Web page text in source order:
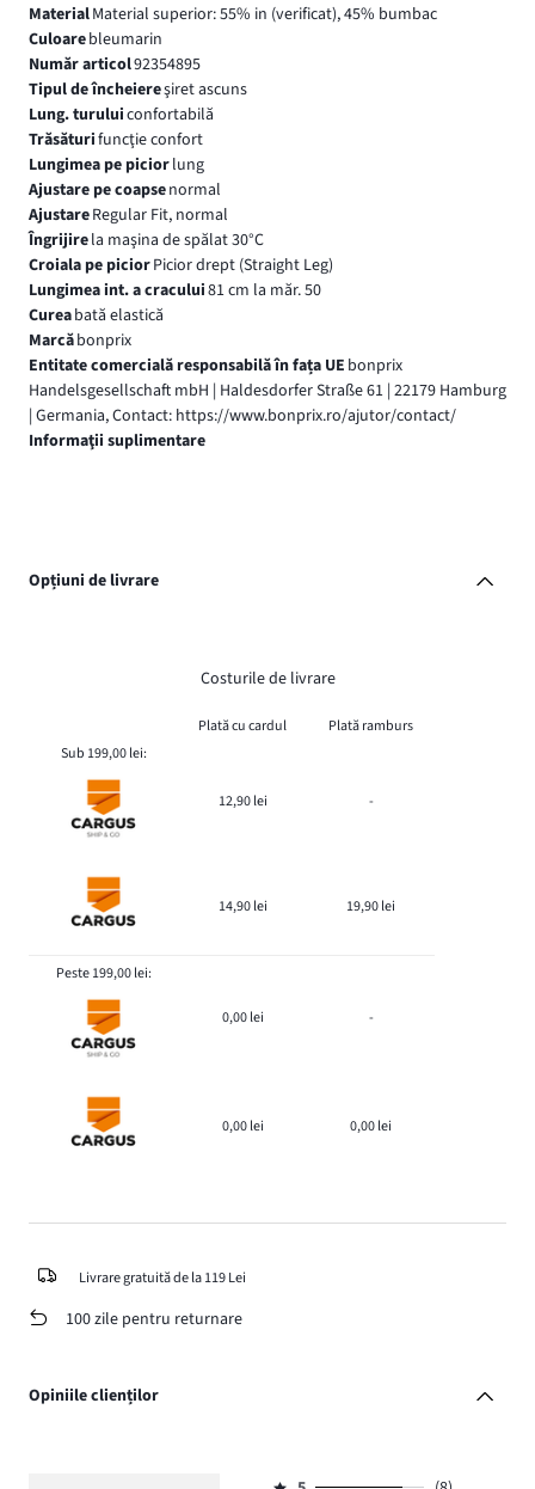
MaterialMaterial superior: 55% in (verificat), 45% bumbac
Culoarebleumarin
Număr articol92354895
Tipul de încheiereşiret ascuns
Lung. turuluiconfortabilă
Trăsăturifuncţie confort
Lungimea pe piciorlung
Ajustare pe coapsenormal
AjustareRegular Fit, normal
Îngrijirela maşina de spălat 30°C
Croiala pe piciorPicior drept (Straight Leg)
Lungimea int. a cracului81 cm la măr. 50
Cureabată elastică
Marcăbonprix
Entitate comercială responsabilă în fața UE bonprix
Handelsgesellschaft mbH | Haldesdorfer Straße 61 | 22179 Hamburg
| Germania, Contact: https://www.bonprix.ro/ajutor/contact/
Informaţii suplimentare
Opțiuni de livrare
Costurile de livrare
Plată cu cardul
Plată ramburs
Sub 199,00 lei:
12,90 lei -
14,90 lei 19,90 lei
Peste 199,00 lei:
0,00 lei -
0,00 lei 0,00 lei
Livrare gratuită de la 119 Lei
100 zile pentru returnare
Opiniile clienților